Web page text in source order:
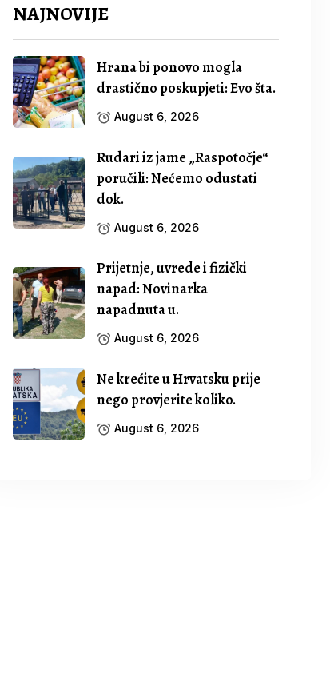
NAJNOVIJE
Hrana bi ponovo mogla
drastično poskupjeti: Evo šta.
August 6, 2026
Rudari iz jame „Raspotočje“
poručili: Nećemo odustati
dok.
August 6, 2026
Prijetnje, uvrede i fizički
napad: Novinarka
napadnuta u.
August 6, 2026
Ne krećite u Hrvatsku prije
nego provjerite koliko.
August 6, 2026